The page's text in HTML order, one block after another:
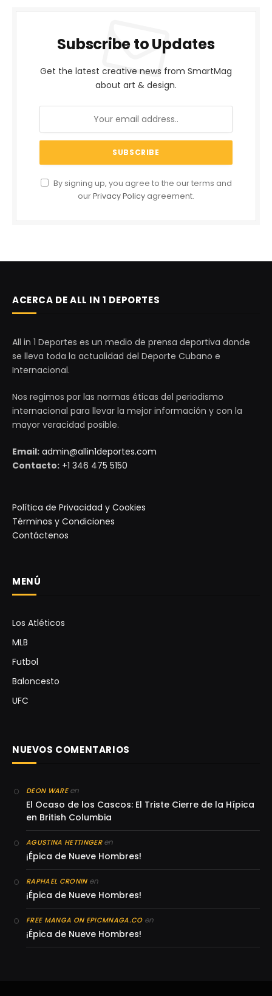
Subscribe to Updates
Get the latest creative news from SmartMag
about art & design.
By signing up, you agree to the our terms and
ourPrivacy Policy agreement.
ACERCA DE ALL IN 1 DEPORTES
All in 1 Deportes es un medio de prensa deportiva donde
se lleva toda la actualidad del Deporte Cubano e
Internacional.
Nos regimos por las normas éticas del periodismo
internacional para llevar la mejor información y con la
mayor veracidad posible.
Email: admin@allin1deportes.com
Contacto: +1 346 475 5150
Política de Privacidad y Cookies
Términos y Condiciones
Contáctenos
MENÚ
Los Atléticos
MLB
Futbol
Baloncesto
UFC
NUEVOS COMENTARIOS
DEON WAREen
El Ocaso de los Cascos: El Triste Cierre de la Hípica
en British Columbia
AGUSTINA HETTINGERen
¡Épica de Nueve Hombres!
RAPHAEL CRONINen
¡Épica de Nueve Hombres!
FREE MANGA ON EPICMNAGA.COen
¡Épica de Nueve Hombres!